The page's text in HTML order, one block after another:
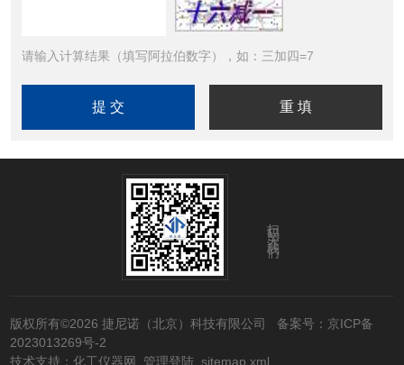
请输入计算结果（填写阿拉伯数字），如：三加四=7
扫码关注我们
版权所有©2026 捷尼诺（北京）科技有限公司 备案号：京ICP备
2023013269号-2
技术支持：化工仪器网 管理登陆 sitemap.xml